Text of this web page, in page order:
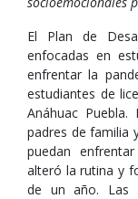
El Plan de
enfocadas en
enfrentar la
estudiantes de
Anáhuac
padres de familia
puedan
alteró la rutina y
de un año. Las